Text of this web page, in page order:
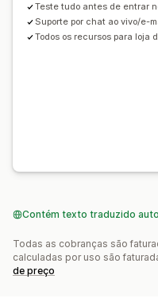
Limites de pedido
Acompanhamento em
Teste tudo antes de entrar
Suporte por chat ao vivo/e-
Todos os recursos para loja
Contém texto traduzido
Todas as cobranças são
calculadas por uso são
de preço